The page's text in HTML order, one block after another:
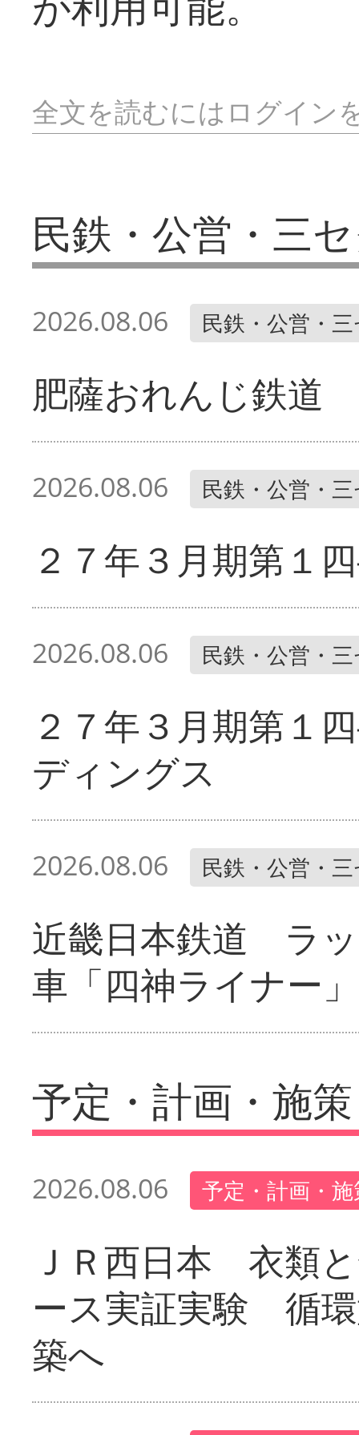
全文を読むにはログイン
民鉄・公営・三
2026.08.06 民鉄・公営・
肥薩おれんじ鉄
2026.08.06 民鉄・公営・
２７年３月期第１
2026.08.06 民鉄・公営・
２７年３月期第１
ディングス
2026.08.06 民鉄・公営・
近畿日本鉄道 ラ
車「四神ライナー
予定・計画・施策
2026.08.06 予定・計画・
ＪＲ西日本 衣類
ース実証実験 循
築へ